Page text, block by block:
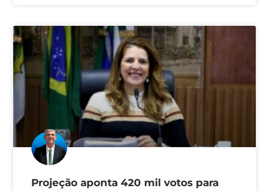
Projeção aponta 420 mil votos para